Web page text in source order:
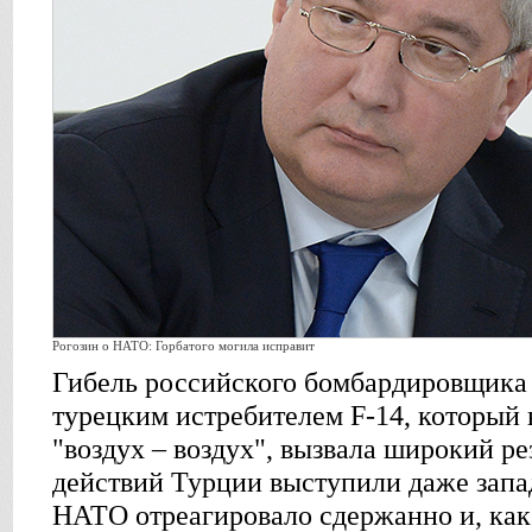
Рогозин о НАТО: Горбатого могила исправит
Гибель российского
турецким истребителем F-14, который
"воздух – воздух", вызвала широкий
действий Турции выступили даже
НАТО отреагировало сдержанно и,